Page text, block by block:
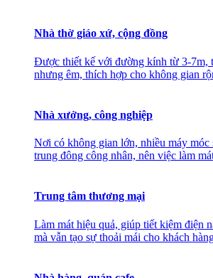
Nhà thờ giáo xứ, cộng đồng
Được thiết kế với đường kính từ 3-7m,
nhưng êm, thích hợp cho không gian
Nhà xưởng, công nghiệp
Nơi có không gian lớn, nhiều máy móc
trung đông công nhân, nên việc làm
Trung tâm thương mại
Làm mát hiệu quả, giúp tiết kiệm điện
mà vẫn tạo sự thoải mái cho khách